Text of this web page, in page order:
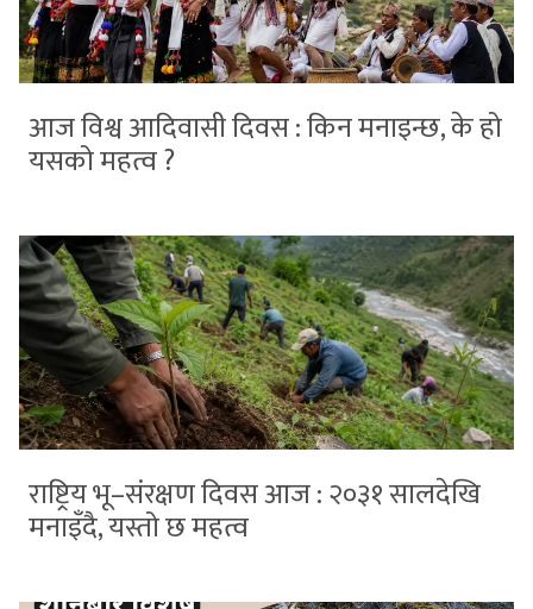
आज विश्व आदिवासी दिवस : किन मनाइन्छ, के हो
यसको महत्व ?
राष्ट्रिय भू–संरक्षण दिवस आज : २०३१ सालदेखि
मनाइँदै, यस्तो छ महत्व